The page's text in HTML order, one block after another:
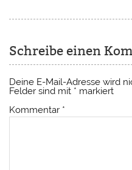
Schreibe einen
Deine E-Mail-Adresse wird
Felder sind mit * markiert
Kommentar *